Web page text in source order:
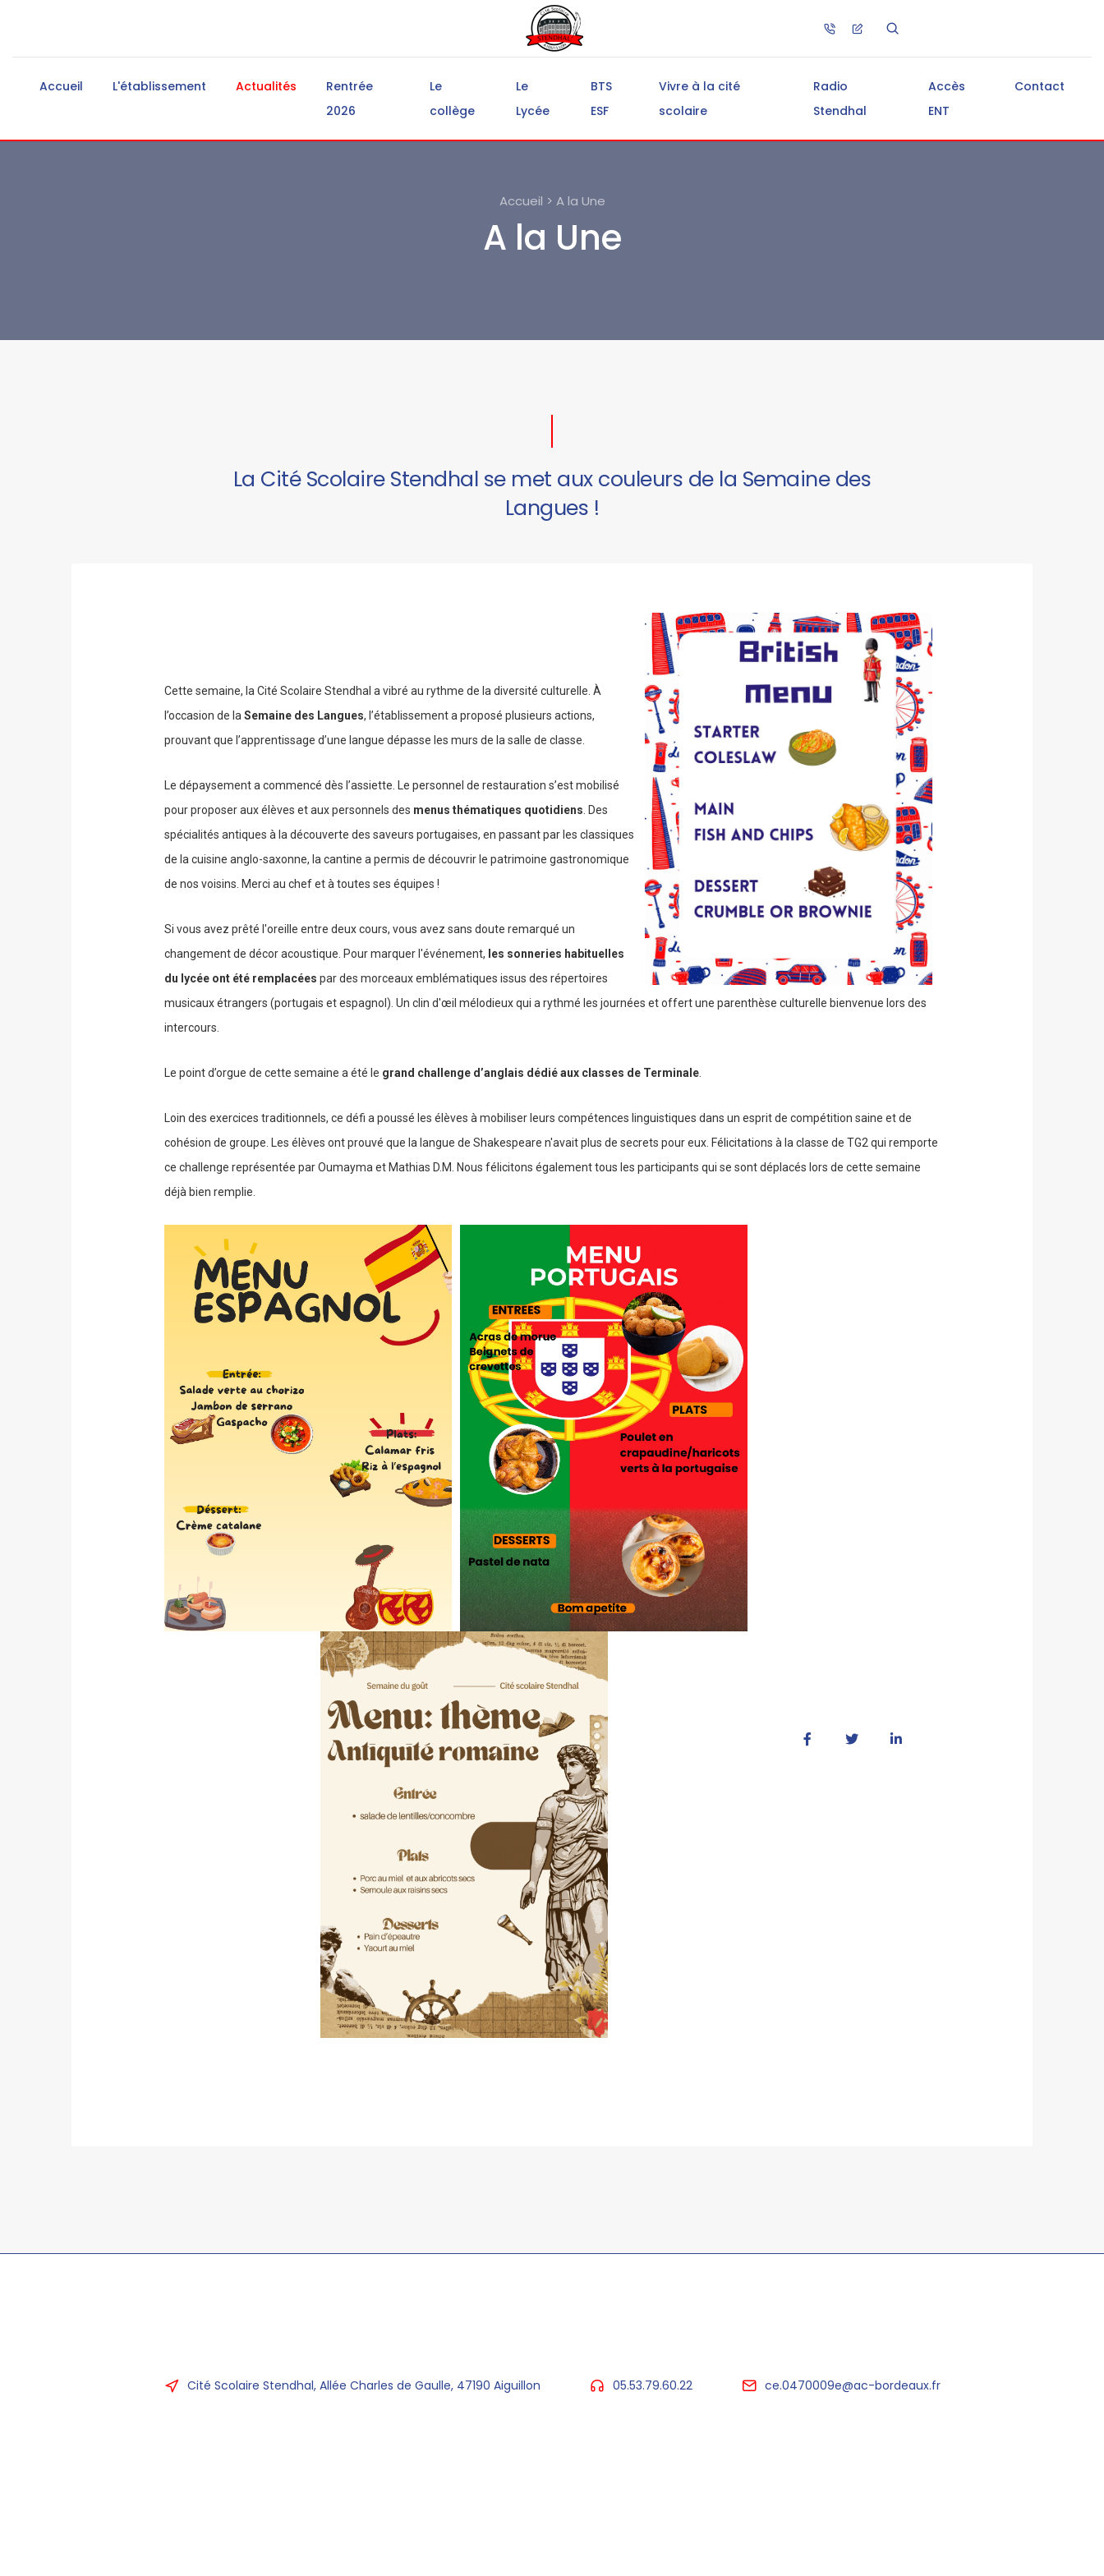
Accueil L'établissement Actualités
Rentrée
2026
Le
collège
Le
Lycée
BTS
ESF
Vivre à la cité
scolaire
Radio
Stendhal
Accès
ENT
Contact
Accueil > A la Une
A la Une
La Cité Scolaire Stendhal se met aux couleurs de la Semaine des
Langues !
Cette semaine, la Cité Scolaire Stendhal a vibré au rythme de la diversité culturelle. À
l’occasion de la Semaine des Langues, l’établissement a proposé plusieurs actions,
prouvant que l’apprentissage d’une langue dépasse les murs de la salle de classe.
Le dépaysement a commencé dès l’assiette. Le personnel de restauration s’est mobilisé
pour proposer aux élèves et aux personnels des menus thématiques quotidiens . Des
spécialités antiques à la découverte des saveurs portugaises, en passant par les classiques
de la cuisine anglo-saxonne, la cantine a permis de découvrir le patrimoine gastronomique
de nos voisins. Merci au chef et à toutes ses équipes !
Si vous avez prêté l'oreille entre deux cours, vous avez sans doute remarqué un
changement de décor acoustique. Pour marquer l'événement, les sonneries habituelles
du lycée ont été remplacées par des morceaux emblématiques issus des répertoires
musicaux étrangers (portugais et espagnol). Un clin d'œil mélodieux qui a rythmé les journées et offert une parenthèse culturelle bienvenue lors des
intercours.
Le point d’orgue de cette semaine a été le grand challenge d’anglais dédié aux classes de Terminale.
Loin des exercices traditionnels, ce défi a poussé les élèves à mobiliser leurs compétences linguistiques dans un esprit de compétition saine et de
cohésion de groupe. Les élèves ont prouvé que la langue de Shakespeare n'avait plus de secrets pour eux. Félicitations à la classe de TG2 qui remporte
ce challenge représentée par Oumayma et Mathias D.M. Nous félicitons également tous les participants qui se sont déplacés lors de cette semaine
déjà bien remplie.
Cité Scolaire Stendhal, Allée Charles de Gaulle, 47190 Aiguillon 05.53.79.60.22 ce.0470009e@ac-bordeaux.fr